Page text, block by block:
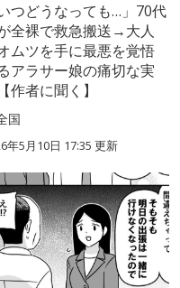
いつどうなっても…」70代
全裸で救急搬送→大人
ムツを手に最悪を覚悟
アラサー娘の痛切な実
作者に聞く】
国
年5月10日 17:35 更新